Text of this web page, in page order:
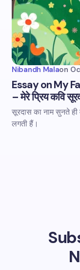
Nibandh Malaon
Essay on My
– मेरे प्रिय कवि
सूरदास का नाम सुनते ही
लगती हैं।